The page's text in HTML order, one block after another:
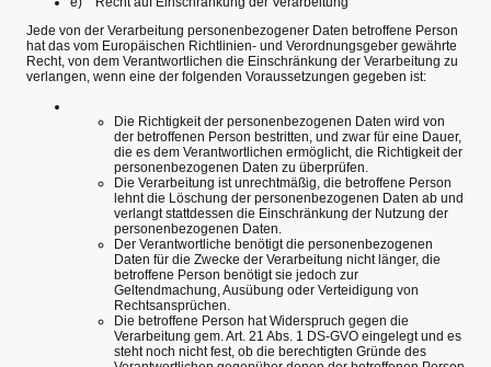
Jede von der Verarbeitung personenbezogener Daten betroffene Person
hat das vom Europäischen Richtlinien- und Verordnungsgeber gewährte
Recht, von dem Verantwortlichen die Einschränkung der Verarbeitung zu
verlangen, wenn eine der folgenden Voraussetzungen gegeben ist:
Die Richtigkeit der personenbezogenen Daten wird von
der betroffenen Person bestritten, und zwar für eine Dauer,
die es dem Verantwortlichen ermöglicht, die Richtigkeit der
personenbezogenen Daten zu überprüfen.
Die Verarbeitung ist unrechtmäßig, die betroffene Person
lehnt die Löschung der personenbezogenen Daten ab und
verlangt stattdessen die Einschränkung der Nutzung der
personenbezogenen Daten.
Der Verantwortliche benötigt die personenbezogenen
Daten für die Zwecke der Verarbeitung nicht länger, die
betroffene Person benötigt sie jedoch zur
Geltendmachung, Ausübung oder Verteidigung von
Rechtsansprüchen.
Die betroffene Person hat Widerspruch gegen die
Verarbeitung gem. Art. 21 Abs. 1 DS-GVO eingelegt und es
steht noch nicht fest, ob die berechtigten Gründe des